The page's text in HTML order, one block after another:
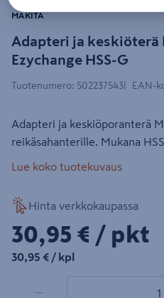
Adapteri ja keskiöterä
Ezychange HSS-G
MAKITA
Tuotenumero: 502237543 EAN-
Adapteri ja keskiöporanterä
reikäsahanterille. Mukana
Lue koko tuotekuvaus
Hinta verkkokaupassa
30,95€/pkt
30,95 € / pkt
30,95€/kpl
30,95 € / kpl
−